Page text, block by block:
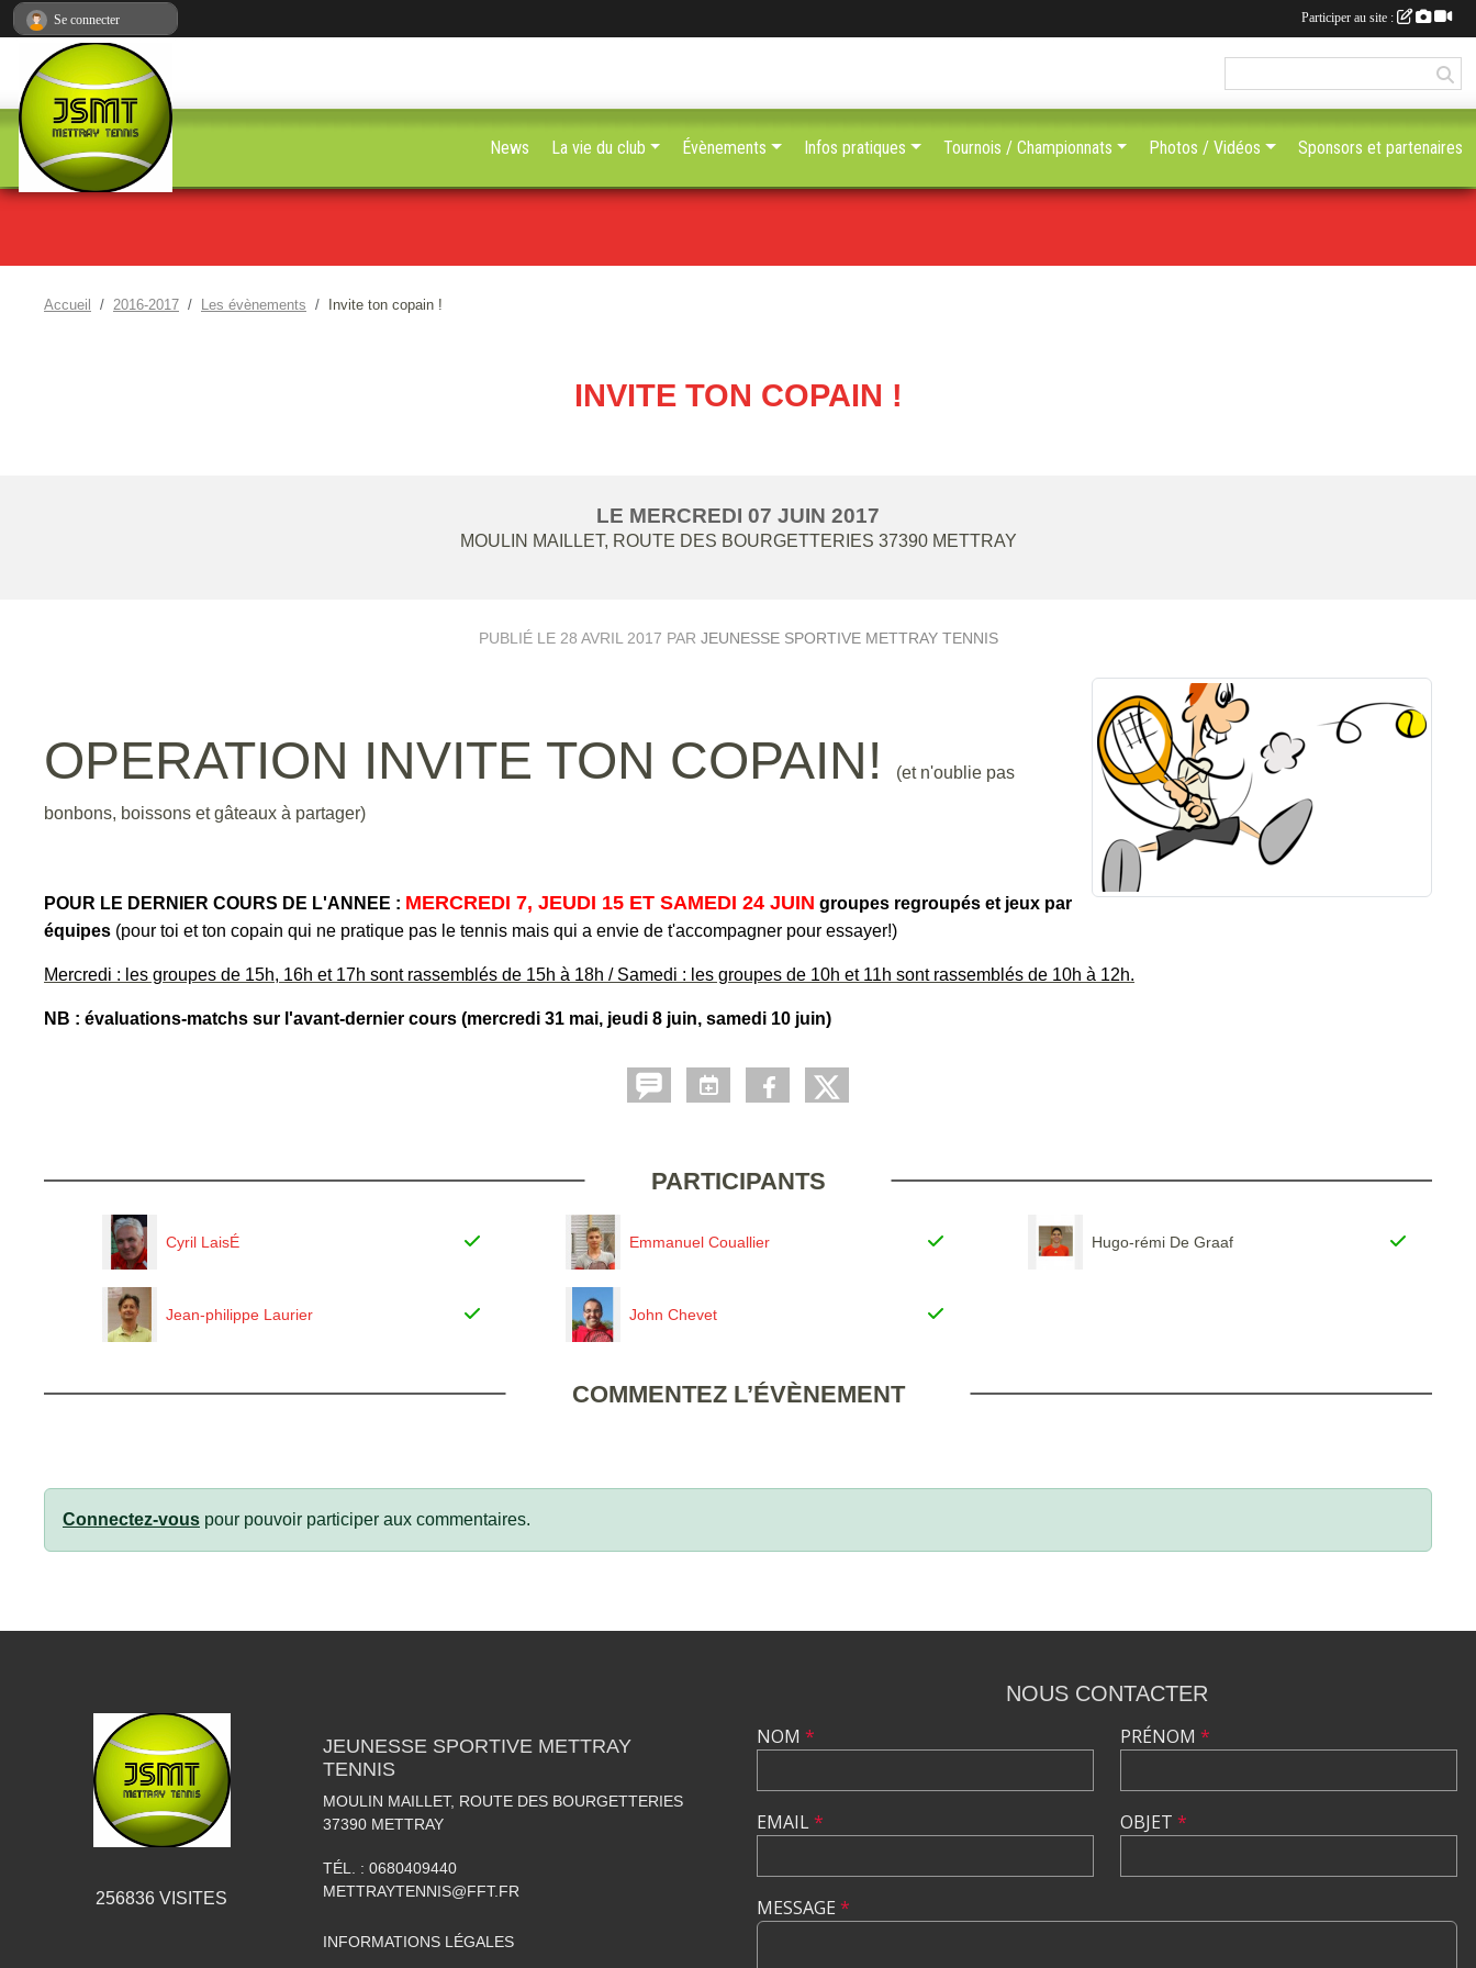
Accueil 2016-2017 Les évènements Invite ton copain !
INVITE TON COPAIN !
LE MERCREDI 07 JUIN 2017
MOULIN MAILLET, ROUTE DES BOURGETTERIES 37390 METTRAY
PUBLIÉ LE 28 AVRIL 2017 PAR JEUNESSE SPORTIVE METTRAY TENNIS
OPERATION INVITE TON COPAIN! (et n'oublie pas
bonbons, boissons et gâteaux à partager)
POUR LE DERNIER COURS DE L'ANNEE : MERCREDI 7, JEUDI 15 ET SAMEDI 24 JUIN groupes regroupés et jeux par
équipes (pour toi et ton copain qui ne pratique pas le tennis mais qui a envie de t'accompagner pour essayer!)
Mercredi : les groupes de 15h, 16h et 17h sont rassemblés de 15h à 18h / Samedi : les groupes de 10h et 11h sont rassemblés de 10h à 12h.
NB : évaluations-matchs sur l'avant-dernier cours (mercredi 31 mai, jeudi 8 juin, samedi 10 juin)
PARTICIPANTS
Cyril LaisÉ Emmanuel Couallier Hugo-rémi De Graaf
Jean-philippe Laurier John Chevet
COMMENTEZ L’ÉVÈNEMENT
Connectez-vous pour pouvoir participer aux commentaires.
News La vie du club Évènements Infos pratiques Tournois / Championnats Photos / Vidéos Sponsors et partenaires
256836 VISITES
JEUNESSE SPORTIVE METTRAY
TENNIS
MOULIN MAILLET, ROUTE DES BOURGETTERIES
37390 METTRAY
TÉL. : 0680409440
METTRAYTENNIS@FFT.FR
INFORMATIONS LÉGALES
NOUS CONTACTER
NOM *
EMAIL*
PRÉNOM *
OBJET *
MESSAGE *
Se connecter Participer au site :
Panneau de gestion des cookies